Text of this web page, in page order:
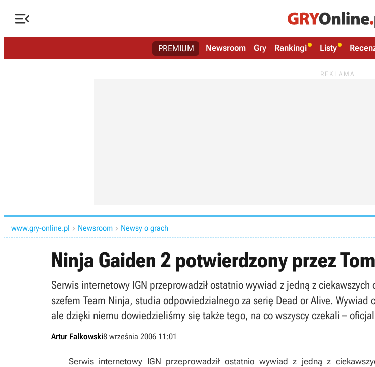

PREMIUM Newsroom Gry Rankingi Listy
www.gry-online.pl  Newsroom  Newsy o grach
Ninja Gaiden 2 potwierdzony przez
Serwis internetowy IGN przeprowadził ostatnio wywiad z jedną z
szefem Team Ninja, studia odpowiedzialnego za serię Dead or Alive. Wywiad
ale dzięki niemu dowiedzieliśmy się także tego, na co wszyscy czekali –
Artur Falkowski8 września 2006 11:01
Serwis internetowy IGN przeprowadził ostatnio wywiad z jedną z